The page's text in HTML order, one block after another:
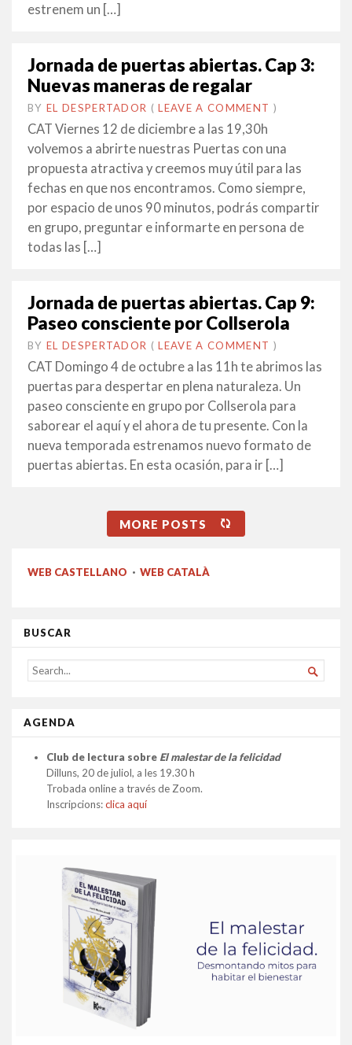
estrenem un […]
Jornada de puertas abiertas. Cap 3:
Nuevas maneras de regalar
BY EL DESPERTADOR ON
26
AGOST
•(LEAVE A COMMENT )
CAT Viernes 12 de diciembre a las 19,30h
volvemos a abrirte nuestras Puertas con una
propuesta atractiva y creemos muy útil para las
fechas en que nos encontramos. Como siempre,
por espacio de unos 90 minutos, podrás compartir
en grupo, preguntar e informarte en persona de
todas las […]
Jornada de puertas abiertas. Cap 9:
Paseo consciente por Collserola
BY EL DESPERTADOR ON
21
AGOST
•(LEAVE A COMMENT )
CAT Domingo 4 de octubre a las 11h te abrimos las
puertas para despertar en plena naturaleza. Un
paseo consciente en grupo por Collserola para
saborear el aquí y el ahora de tu presente. Con la
nueva temporada estrenamos nuevo formato de
puertas abiertas. En esta ocasión, para ir […]
MORE POSTS
WEB CASTELLANO · WEB CATALÀ
BUSCAR
SEARCH
FOR...

AGENDA
Club de lectura sobre El malestar de la felicidad
Dilluns, 20 de juliol, a les 19.30 h
Trobada online a través de Zoom.
Inscripcions:clica aquí